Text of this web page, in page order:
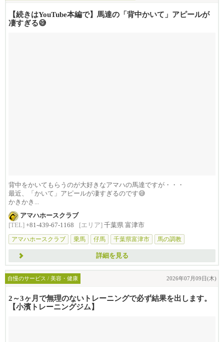
【続きはYouTube本編で】馬達の「背中かいて」アピールが
凄すぎる😅
背中をかいてもらうのが大好きなアマハの馬達ですが・・・
最近、「かいて」アピールが凄すぎるのです😅
かきかき...
アマハホースクラブ
[TEL] +81-439-67-1168 [エリア] 千葉県 富津市
アマハホースクラブ
乗馬 仔馬 千葉県富津市 馬の調教
詳細を見る
自慢のサービス / 美容・健康 2026年07月09日(木)
2～3ヶ月で無理のないトレーニングで必ず結果を出します。
【小濱トレーニングジム】